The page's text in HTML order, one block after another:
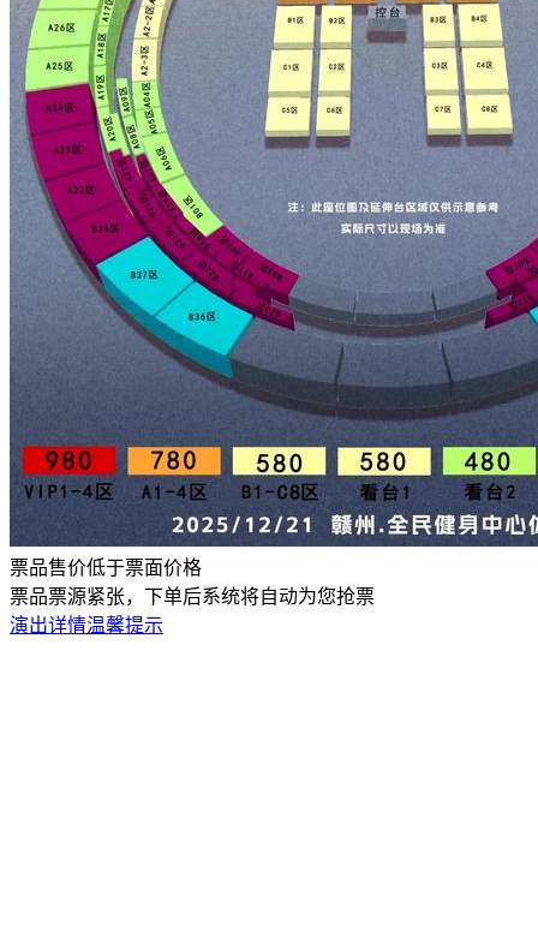
票品售价低于票面价格
票品票源紧张，下单后系统将自动为您抢票
演出详情温馨提示